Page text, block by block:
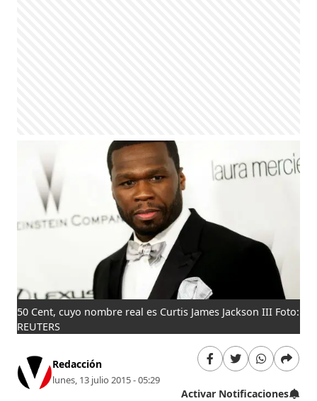
50 Cent, cuyo nombre real es Curtis James Jackson III Foto:
REUTERS
Redacción
lunes, 13 julio 2015 - 05:29
Activar Notificaciones